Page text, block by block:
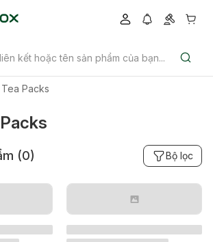
Packs
(0) Bộ lọc